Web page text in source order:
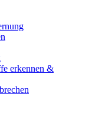
erkennen &